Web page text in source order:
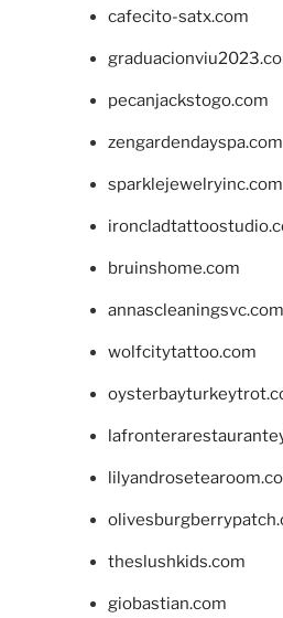
cafecito-satx.com
pecanjackstogo.com
zengardendayspa.com
sparklejewelryinc.com
bruinshome.com
annascleaningsvc.com
wolfcitytattoo.com
theslushkids.com
giobastian.com